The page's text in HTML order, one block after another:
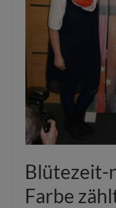
Blütezeit-
Farbe